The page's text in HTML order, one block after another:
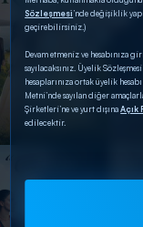
Sözleşmesi’nde değişiklik
geçirebilirsiniz.)
Devam etmeniz ve hesabınıza
sayılacaksınız. Üyelik
hesaplarınıza ortak üyelik
Metni’nde sayılan diğer
Şirketleri’ne ve yurt dışınaAçık
edilecektir.